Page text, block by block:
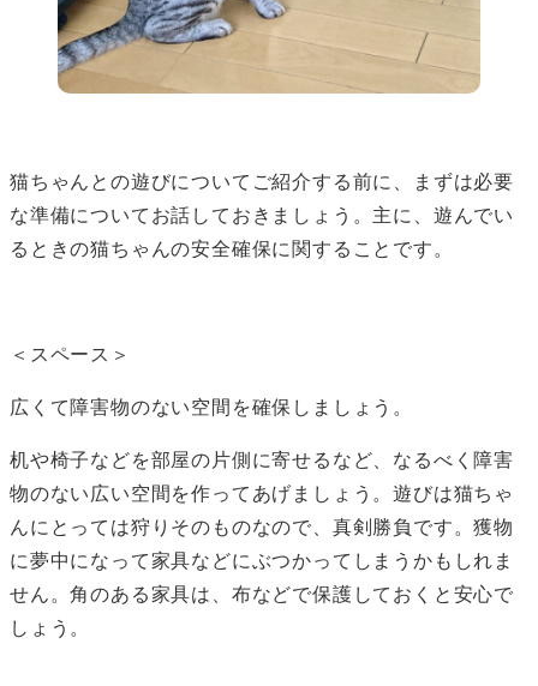
猫ちゃんとの遊びについてご紹介する前に、まずは必要
な準備についてお話しておきましょう。主に、遊んでい
るときの猫ちゃんの安全確保に関することです。
＜スペース＞
広くて障害物のない空間を確保しましょう。
机や椅子などを部屋の片側に寄せるなど、なるべく障害
物のない広い空間を作ってあげましょう。遊びは猫ちゃ
んにとっては狩りそのものなので、真剣勝負です。獲物
に夢中になって家具などにぶつかってしまうかもしれま
せん。角のある家具は、布などで保護しておくと安心で
しょう。